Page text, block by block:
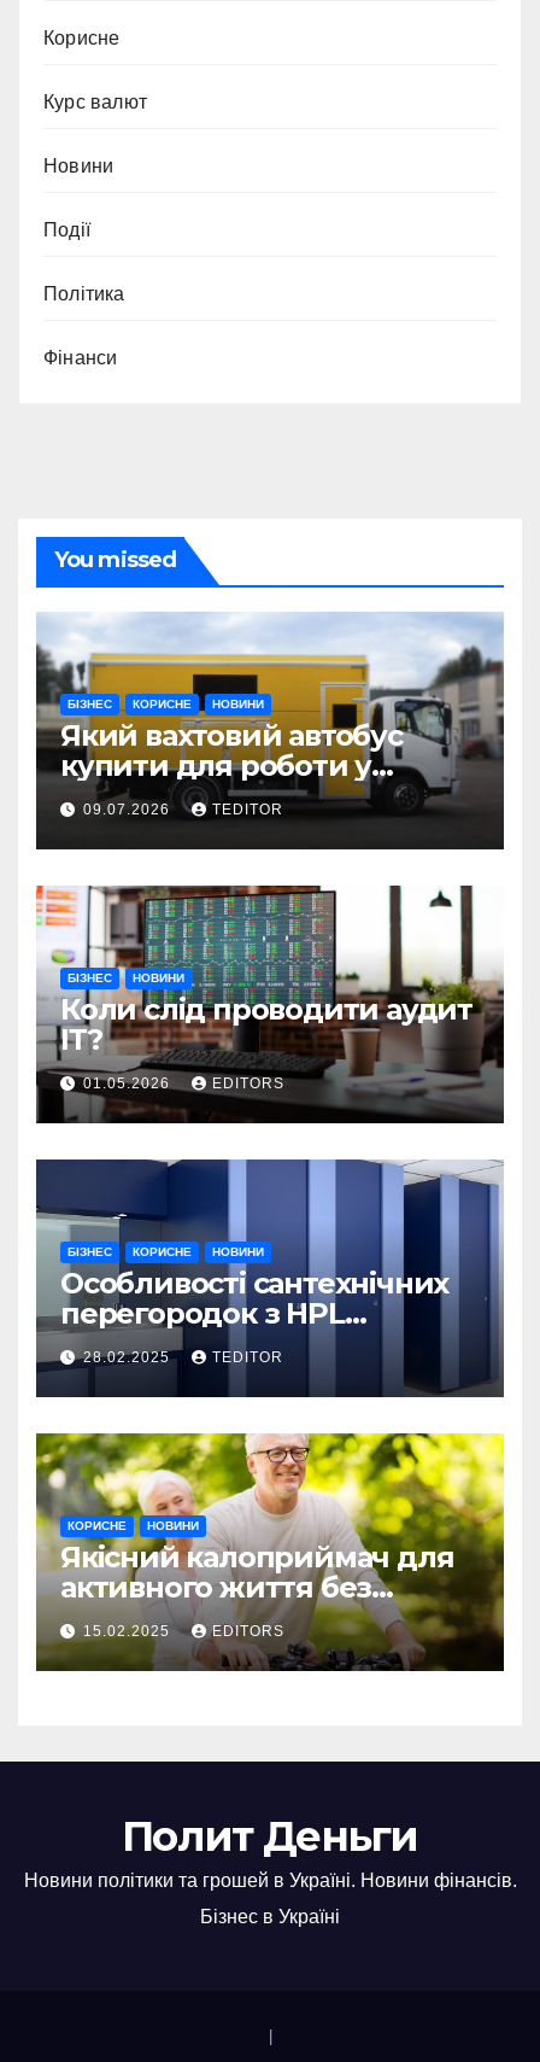
Корисне
Курс валют
Новини
Події
Політика
Фінанси
You missed
БІЗНЕС КОРИСНЕ НОВИНИ
Який вахтовий автобус
купити для роботи у
складних умовах
експлуатації?
09.07.2026 TEDITOR
БІЗНЕС НОВИНИ
Коли слід проводити аудит
ІТ?
01.05.2026 EDITORS
БІЗНЕС КОРИСНЕ НОВИНИ
Особливості сантехнічних
перегородок з HPL
пластику та полікарбонату
28.02.2025 TEDITOR
КОРИСНЕ НОВИНИ
Якісний калоприймач для
активного життя без
обмежень
15.02.2025 EDITORS
Полит Деньги
Новини політики та грошей в Україні. Новини фінансів.
Бізнес в Україні